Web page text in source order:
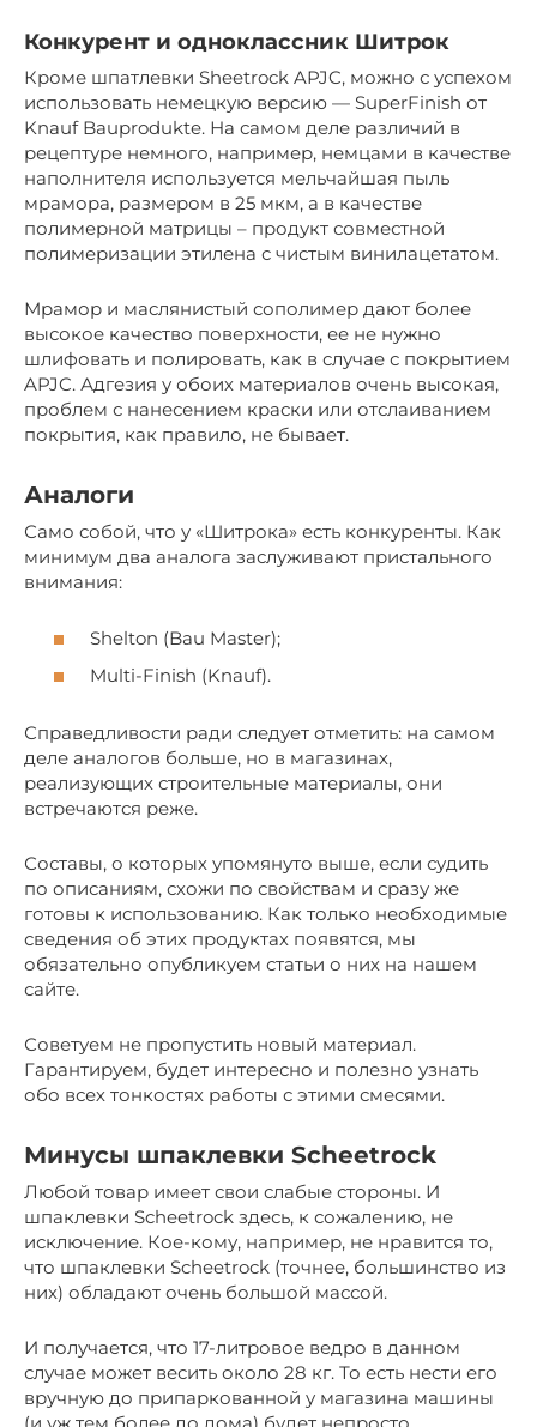
Конкурент и одноклассник Шитрок
Кроме шпатлевки Sheetrock APJC, можно с успехом
использовать немецкую версию — SuperFinish от
Knauf Bauprodukte. На самом деле различий в
рецептуре немного, например, немцами в качестве
наполнителя используется мельчайшая пыль
мрамора, размером в 25 мкм, а в качестве
полимерной матрицы – продукт совместной
полимеризации этилена с чистым винилацетатом.
Мрамор и маслянистый сополимер дают более
высокое качество поверхности, ее не нужно
шлифовать и полировать, как в случае с покрытием
APJC. Адгезия у обоих материалов очень высокая,
проблем с нанесением краски или отслаиванием
покрытия, как правило, не бывает.
Аналоги
Само собой, что у «Шитрока» есть конкуренты. Как
минимум два аналога заслуживают пристального
внимания:
Shelton (Bau Master);
Multi-Finish (Knauf).
Справедливости ради следует отметить: на самом
деле аналогов больше, но в магазинах,
реализующих строительные материалы, они
встречаются реже.
Составы, о которых упомянуто выше, если судить
по описаниям, схожи по свойствам и сразу же
готовы к использованию. Как только необходимые
сведения об этих продуктах появятся, мы
обязательно опубликуем статьи о них на нашем
сайте.
Советуем не пропустить новый материал.
Гарантируем, будет интересно и полезно узнать
обо всех тонкостях работы с этими смесями.
Минусы шпаклевки Scheetrock
Любой товар имеет свои слабые стороны. И
шпаклевки Scheetrock здесь, к сожалению, не
исключение. Кое-кому, например, не нравится то,
что шпаклевки Scheetrock (точнее, большинство из
них) обладают очень большой массой.
И получается, что 17-литровое ведро в данном
случае может весить около 28 кг. То есть нести его
вручную до припаркованной у магазина машины